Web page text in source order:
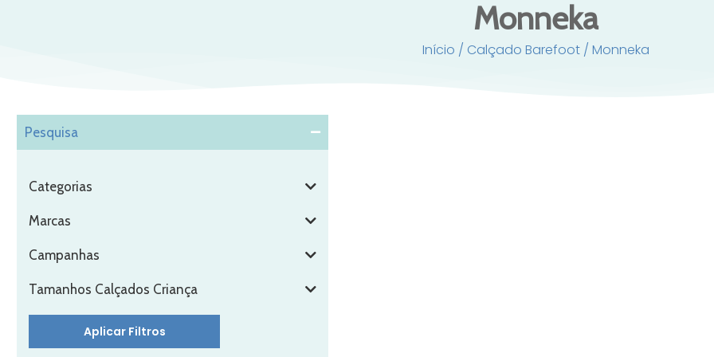
Monneka
Início / Calçado Barefoot/ Monneka
Pesquisa
Categorias
Marcas
Campanhas
Tamanhos Calçados Criança
Aplicar Filtros